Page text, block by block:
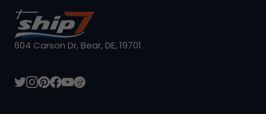
604 Carson Dr, Bear, DE, 19701